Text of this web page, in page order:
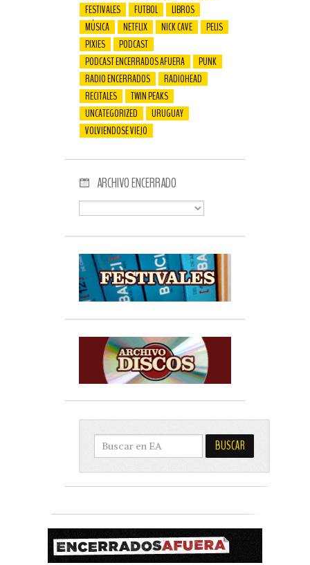
FESTIVALES
FUTBOL
LIBROS
MÚSICA
NETFLIX NICK CAVE
PELIS
PIXIES
PODCAST
PODCAST ENCERRADOS AFUERA
PUNK
RADIO ENCERRADOS
RADIOHEAD
RECITALES
TWIN PEAKS
UNCATEGORIZED
URUGUAY
VOLVIENDOSE VIEJO
ARCHIVO ENCERRADO